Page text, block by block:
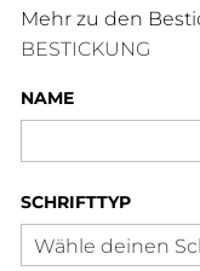
Mehr zu den
BESTICKUNG
NAME
SCHRIFTTYP